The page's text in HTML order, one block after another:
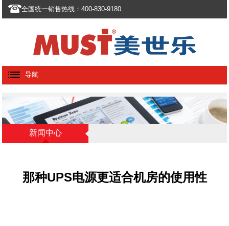
全国统一销售热线：400-830-9180
导航
新闻中心
那种UPS电源更适合机房的使用性